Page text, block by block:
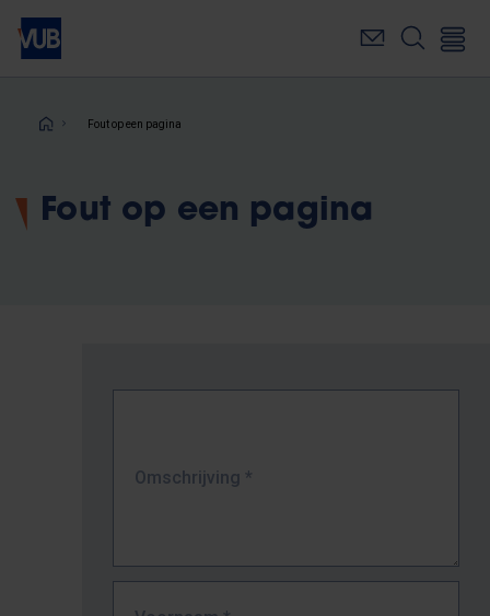
Overslaan
naar
inhoudKruimelpad
Fout op een pagina
Fout op een pagina
Omschrijving *